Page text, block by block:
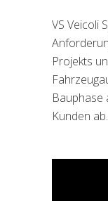
VS Veicoli
Projekts
Bauphase
Kunden ab.